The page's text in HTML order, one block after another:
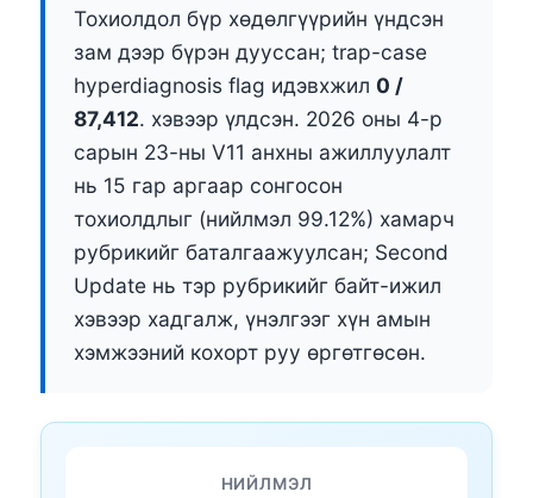
Тохиолдол бүр хөдөлгүүрийн үндсэн
зам дээр бүрэн дууссан; trap-case
hyperdiagnosis flag идэвхжил 0 /
87,412. хэвээр үлдсэн. 2026 оны 4-р
сарын 23-ны V11 анхны ажиллуулалт
нь 15 гар аргаар сонгосон
тохиолдлыг (нийлмэл 99.12%) хамарч
рубрикийг баталгаажуулсан; Second
Update нь тэр рубрикийг байт-ижил
хэвээр хадгалж, үнэлгээг хүн амын
хэмжээний кохорт руу өргөтгөсөн.
НИЙЛМЭЛ